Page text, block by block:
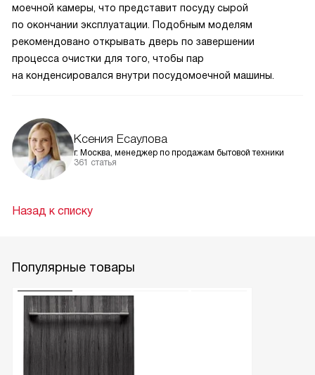
моечной камеры, что представит посуду сырой
по окончании эксплуатации. Подобным моделям
рекомендовано открывать дверь по завершении
процесса очистки для того, чтобы пар
на конденсировался внутри посудомоечной машины.
Ксения Есаулова
г. Москва, менеджер по продажам бытовой техники
361 статья
Назад к списку
Популярные товары